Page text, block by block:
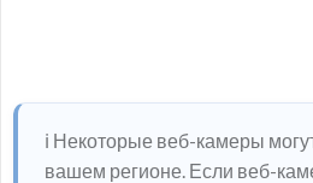
ℹ️ Некоторые веб-камеры
вашем регионе. Если веб-